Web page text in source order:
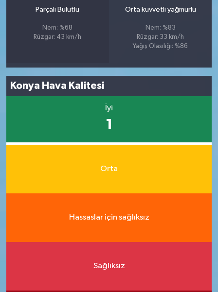
Parçalı Bulutlu
Nem: %68
Rüzgar: 43 km/h
Orta kuvvetli yağmurlu
Nem: %83
Rüzgar: 33 km/h
Yağış Olasılığı: %86
Konya Hava Kalitesi
İyi
1
Orta
Hassaslar için sağlıksız
Sağlıksız